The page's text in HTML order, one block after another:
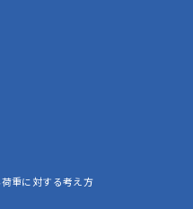
重に対する考え方